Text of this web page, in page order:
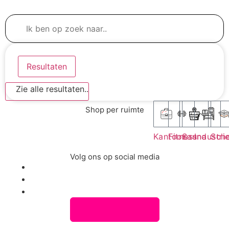
Resultaten
Zie alle resultaten..
Shop per ruimte
Kantoor
Fitness
Sauna
Volg ons op social media